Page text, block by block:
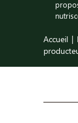
Accueil